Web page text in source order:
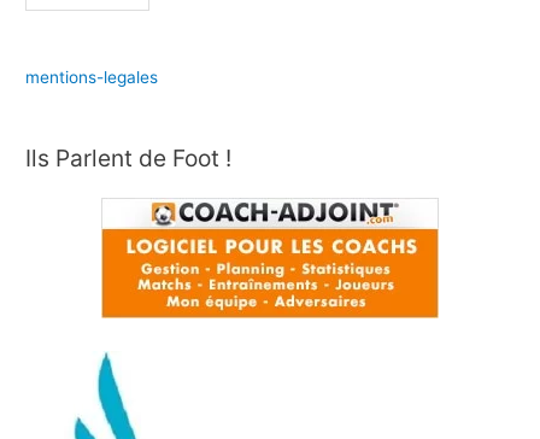
mentions-legales
Ils Parlent de Foot !